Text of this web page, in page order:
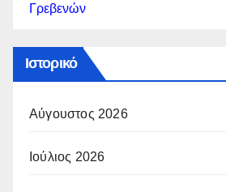
Γρεβενών
Ιστορικό
Αύγουστος 2026
Ιούλιος 2026